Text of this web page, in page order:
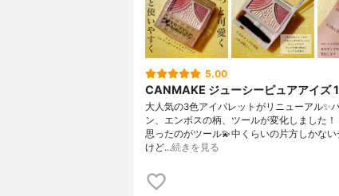
5.00
CANMAKE ジューシーピュアアイズ
大人気の3色アイパレットがリニューアル✨
ン、エンボスの柄、ツールが変化しました！
思ったのがツール💫中くらいの片方しかない
けど…続きを見る